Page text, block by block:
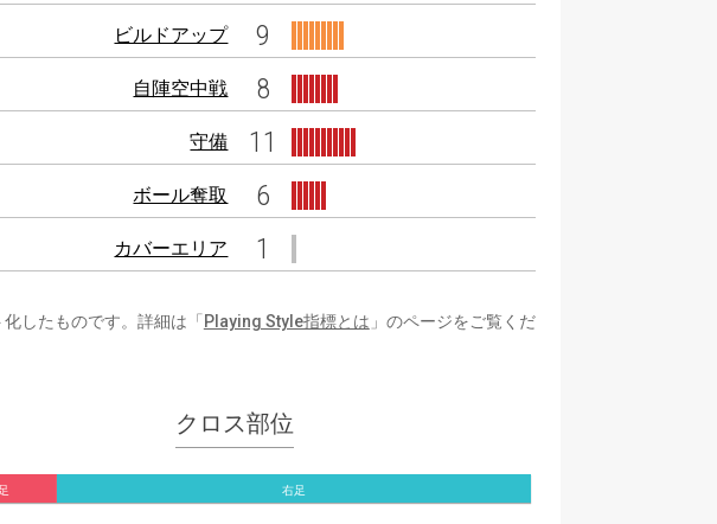
ビルドアップ 9
自陣空中戦 8
守備 11
ボール奪取 6
カバーエリア 1
したものです。詳細は「Playing Style指標とは 」のページをご覧くだ
クロス部位
右足